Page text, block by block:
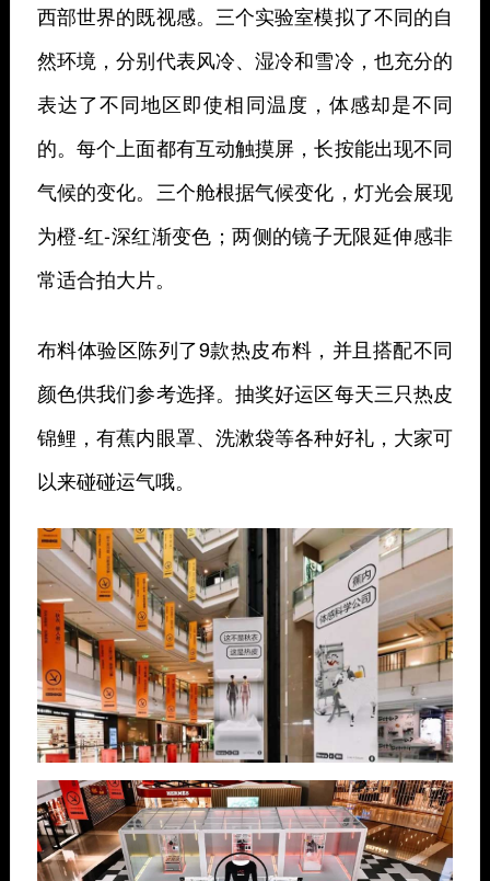
西部世界的既视感。三个实验室模拟了不同的自
然环境，分别代表风冷、湿冷和雪冷，也充分的
表达了不同地区即使相同温度，体感却是不同
的。每个上面都有互动触摸屏，长按能出现不同
气候的变化。三个舱根据气候变化，灯光会展现
为橙-红-深红渐变色；两侧的镜子无限延伸感非
常适合拍大片。
布料体验区陈列了9款热皮布料，并且搭配不同
颜色供我们参考选择。抽奖好运区每天三只热皮
锦鲤，有蕉内眼罩、洗漱袋等各种好礼，大家可
以来碰碰运气哦。